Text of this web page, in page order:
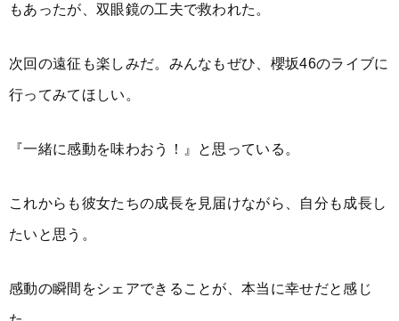
もあったが、双眼鏡の工夫で救われた。
次回の遠征も楽しみだ。みんなもぜひ、櫻坂46のライブに
行ってみてほしい。
『一緒に感動を味わおう！』と思っている。
これからも彼女たちの成長を見届けながら、自分も成長し
たいと思う。
感動の瞬間をシェアできることが、本当に幸せだと感じ